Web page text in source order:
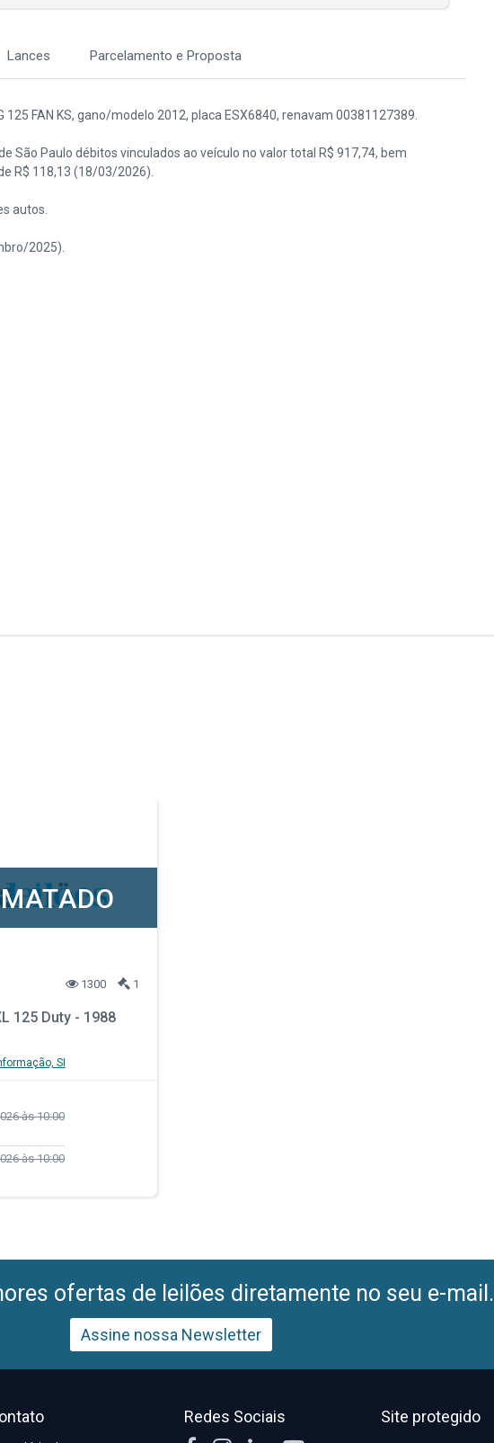
Lances Parcelamento e Proposta
125 FAN KS, gano/modelo 2012, placa ESX6840, renavam 00381127389.
São Paulo débitos vinculados ao veículo no valor total R$ 917,74, bem
R$ 118,13 (18/03/2026).
autos.
2025).
1300 1
125 Duty - 1988
SI
às 10:00
às 10:00
ofertas de leilões diretamente no seu e-mail.
Assine nossa Newsletter
Redes Sociais Site protegido